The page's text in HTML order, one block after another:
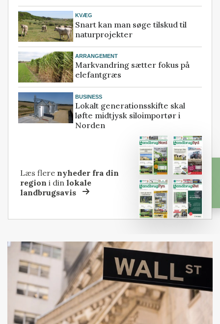
KVÆG
Snart kan man søge tilskud til
naturprojekter
ARRANGEMENT
Markvandring sætter fokus på
elefantgræs
BUSINESS
Lokalt generationsskifte skal
løfte midtjysk siloimportør i
Norden
Læs flere nyheder fra din
region i dinlokale
landbrugsavis